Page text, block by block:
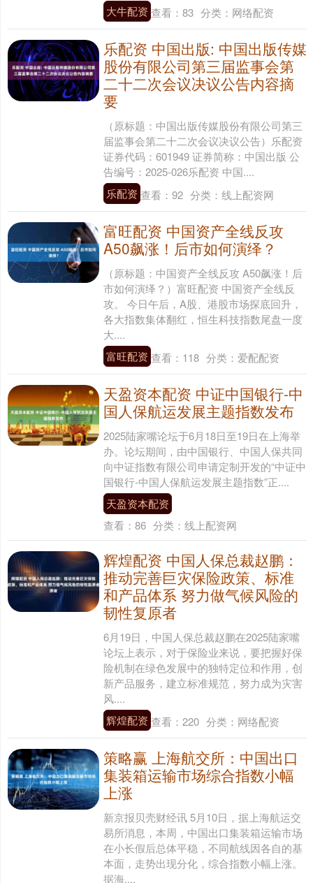
大牛配资 查看： 83 分类： 网络配资
乐配资 中国出版: 中国出版传媒
股份有限公司第三届监事会第
二十二次会议决议公告内容摘
要
（原标题：中国出版传媒股份有限公司第三
届监事会第二十二次会议决议公告）乐配资
证券代码：601949 证券简称：中国出版 公
告编号：2025-026乐配资 中国....
乐配资 查看： 92 分类： 线上配资网
富旺配资 中国资产全线反攻
A50飙涨！后市如何演绎？
（原标题：中国资产全线反攻 A50飙涨！后
市如何演绎？）富旺配资 中国资产全线反
攻。 今日午后，A股、港股市场探底回升，
各大指数集体翻红，恒生科技指数尾盘一度
大....
富旺配资 查看： 118 分类： 爱配配资
天盈资本配资 中证中国银行-中
国人保航运发展主题指数发布
2025陆家嘴论坛于6月18日至19日在上海举
办。论坛期间，由中国银行、中国人保共同
向中证指数有限公司申请定制开发的“中证中
国银行-中国人保航运发展主题指数”正....
天盈资本配资
查看： 86 分类： 线上配资网
辉煌配资 中国人保总裁赵鹏：
推动完善巨灾保险政策、标准
和产品体系 努力做气候风险的
韧性复原者
6月19日，中国人保总裁赵鹏在2025陆家嘴
论坛上表示，对于保险业来说，要把握好保
险机制在绿色发展中的独特定位和作用，创
新产品服务，建立标准规范，努力成为灾害
风....
辉煌配资 查看： 220 分类： 网络配资
策略赢 上海航交所：中国出口
集装箱运输市场综合指数小幅
上涨
新京报贝壳财经讯 5月10日，据上海航运交
易所消息，本周，中国出口集装箱运输市场
在小长假后总体平稳，不同航线因各自的基
本面，走势出现分化，综合指数小幅上涨。
据海....